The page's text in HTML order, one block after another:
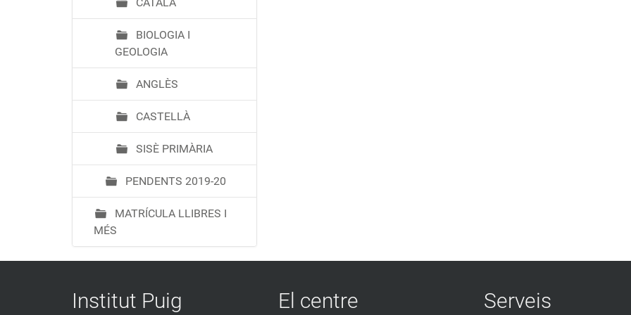
BIOLOGIA I
GEOLOGIA
ANGLÈS
CASTELLÀ
SISÈ PRIMÀRIA
PENDENTS 2019-20
MATRÍCULA LLIBRES I
MÉS
Institut Puig
El centre Serveis